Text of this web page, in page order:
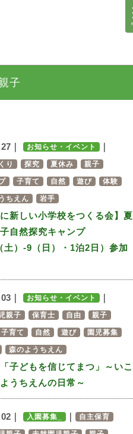
子
｜ お知らせ・イベント
り 探究 夏休み 親子
子育て 自然 遊び 体験
ちえん 岩手
に新しい小学校をつくる会】夏
自然探究キャンプ
土）-9（日）・1泊2日）参加
｜ お知らせ・イベント
親子 保育士 自由 親子
子育て 自然 遊び 園児募集
森のようちえん
「子どもを信じてまつ」～いこ
うちえんの日常～
｜ 入園募集_ 自主保育